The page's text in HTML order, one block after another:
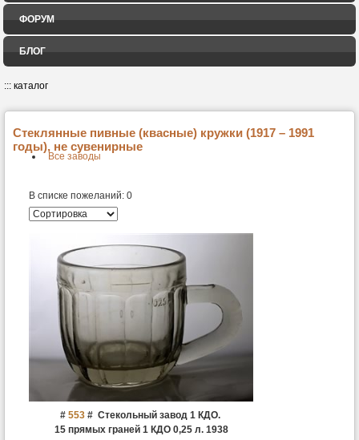
ФОРУМ
БЛОГ
::: каталог
Стеклянные пивные (квасные) кружки (1917 – 1991
годы), не сувенирные
Все заводы
В списке пожеланий: 0
# 553# Стекольный завод 1 КДО.
15 прямых граней 1 КДО 0,25 л. 1938